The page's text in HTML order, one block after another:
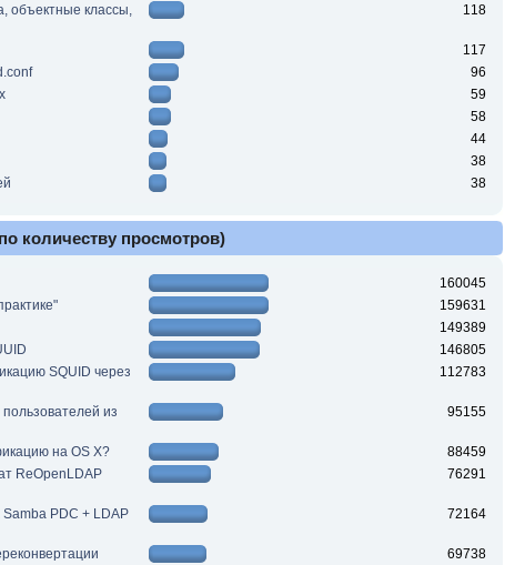
объектные классы,
118
117
96
59
58
44
38
38
количеству просмотров)
160045
159631
149389
146805
SQUID через
112783
пользователей из
95155
на OS X?
88459
ReOpenLDAP
76291
PDC + LDAP
72164
69738